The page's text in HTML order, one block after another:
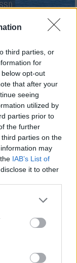
third parties, or
for
opt-out
that after your
seeing
utilized by
parties prior to
the further
parties on the
may
IAB’s List of
it to other
or more Google
may click to
party tags to
in below Google
στη
και
Χαλκιδικής
η
μετέβησαν
ενώ
για την
καθώς